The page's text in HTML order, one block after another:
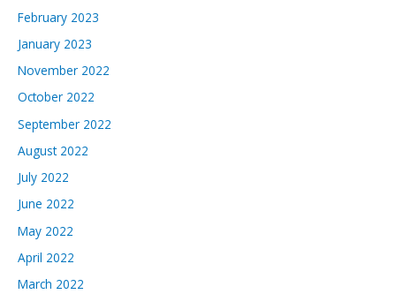
February 2023
January 2023
November 2022
October 2022
September 2022
August 2022
July 2022
June 2022
May 2022
April 2022
March 2022